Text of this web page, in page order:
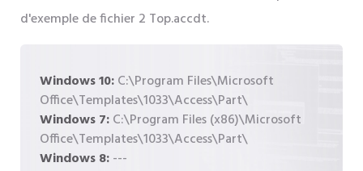
d'exemple de fichier 2 Top.accdt.
Windows 10:C:\Program Files\Microsoft
Office\Templates\1033\Access\Part\
Windows 7:C:\Program Files (x86)\Microsoft
Office\Templates\1033\Access\Part\
Windows 8:---